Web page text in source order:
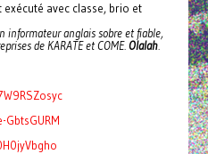
avec classe, brio et
informateur anglais sobre et fiable,
de KARATE et COME. Olalah.